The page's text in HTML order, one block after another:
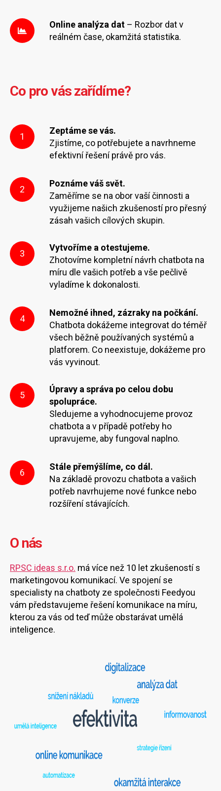
Online analýza dat – Rozbor dat v
reálném čase, okamžitá statistika.
Co pro vás zařídíme?
1
Zeptáme se vás.
Zjistíme, co potřebujete a navrhneme
efektivní řešení právě pro vás.
2
Poznáme váš svět.
Zaměříme se na obor vaší činnosti a
využijeme našich zkušeností pro přesný
zásah vašich cílových skupin.
3
Vytvoříme a otestujeme.
Zhotovíme kompletní návrh chatbota na
míru dle vašich potřeb a vše pečlivě
vyladíme k dokonalosti.
4
Nemožné ihned, zázraky na počkání.
Chatbota dokážeme integrovat do téměř
všech běžně používaných systémů a
platforem. Co neexistuje, dokážeme pro
vás vyvinout.
5
Úpravy a správa po celou dobu
spolupráce.
Sledujeme a vyhodnocujeme provoz
chatbota a v případě potřeby ho
upravujeme, aby fungoval naplno.
6
Stále přemýšlíme, co dál.
Na základě provozu chatbota a vašich
potřeb navrhujeme nové funkce nebo
rozšíření stávajících.
O nás
RPSC ideas s.r.o. má více než 10 let zkušeností s
marketingovou komunikací. Ve spojení se
specialisty na chatboty ze společnosti Feedyou
vám představujeme řešení komunikace na míru,
kterou za vás od teď může obstarávat umělá
inteligence.